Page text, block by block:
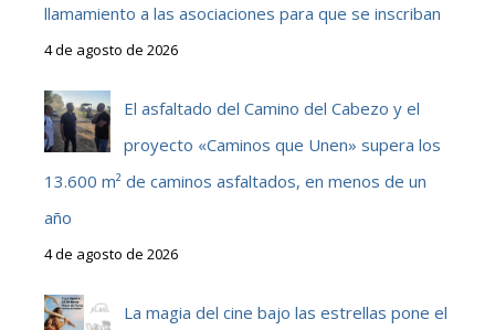
llamamiento a las asociaciones para que se inscriban
4 de agosto de 2026
El asfaltado del Camino del Cabezo y el
proyecto «Caminos que Unen» supera los
13.600 m² de caminos asfaltados, en menos de un
año
4 de agosto de 2026
La magia del cine bajo las estrellas pone el